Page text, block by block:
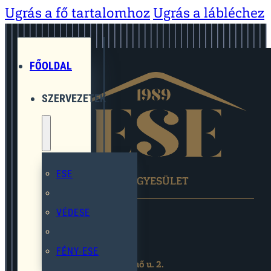
Ugrás a fő tartalomhoz Ugrás a lábléchez
FŐOLDAL
SZERVEZETEK
ESE
VÉDESE
FÉNY-ESE
EGYMÁST SEGÍTŐ EGYESÜLET
2119 Pécel,Pihenő u. 2.